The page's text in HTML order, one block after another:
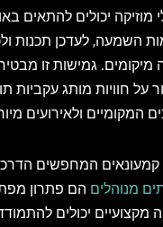
מוזיקה יכולים להתאים
השמעה, לעדכן תכנות
מיקומים. גמישות זו
על חוויות מותג עקביות
המקומיים ולאירועים
קמעונאים המחפשים
מנוהלים הם פתרון
מקצועיים יכולים